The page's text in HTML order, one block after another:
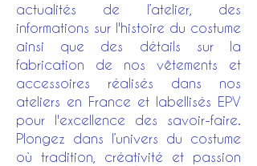
actualités de l’atelier, des
informations sur l'histoire du costume
ainsi que des détails sur la
fabrication de nos vêtements et
accessoires réalisés dans nos
ateliers en France et labellisés EPV
pour l'excellence des savoir-faire.
Plongez dans l’univers du costume
où tradition, créativité et passion